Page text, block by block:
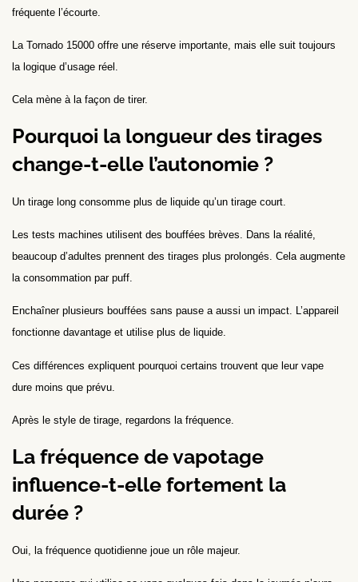
fréquente l’écourte.
La Tornado 15000 offre une réserve importante, mais elle suit toujours
la logique d’usage réel.
Cela mène à la façon de tirer.
Pourquoi la longueur des tirages
change-t-elle l’autonomie ?
Un tirage long consomme plus de liquide qu’un tirage court.
Les tests machines utilisent des bouffées brèves. Dans la réalité,
beaucoup d’adultes prennent des tirages plus prolongés. Cela augmente
la consommation par puff.
Enchaîner plusieurs bouffées sans pause a aussi un impact. L’appareil
fonctionne davantage et utilise plus de liquide.
Ces différences expliquent pourquoi certains trouvent que leur vape
dure moins que prévu.
Après le style de tirage, regardons la fréquence.
La fréquence de vapotage
influence-t-elle fortement la
durée ?
Oui, la fréquence quotidienne joue un rôle majeur.